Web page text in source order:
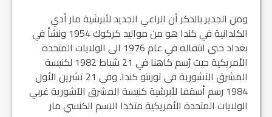
ومن الجدير بالذكر أن الراعي الجديد لأبرشية مار أدي
الكلدانية في كندا هو من مواليد كركوك 1954 ونشأ في
بغداد حتى انتقاله في عام 1976 الى الولايات المتحدة
الأمريكية حيث رُسم كاهنا في 21 شباط 1982 لكنيسة
المشرق الآشورية في تورنتو كندا. وفي 21 تشرين الأول
1984 رسم أسقفا لأبرشية كنيسة المشرق الآشورية غربي
الولايات المتحدة الأمريكية متخذا الاسم الكنسي مار